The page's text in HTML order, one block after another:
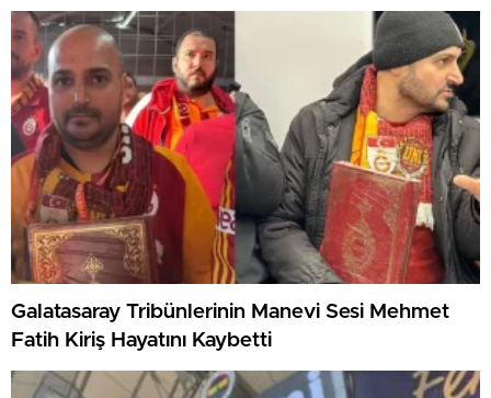
Galatasaray Tribünlerinin Manevi Sesi Mehmet
Fatih Kiriş Hayatını Kaybetti